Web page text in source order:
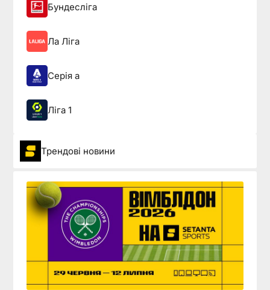
Бундесліга
Ла Ліга
Серія а
Ліга 1
Трендові новини